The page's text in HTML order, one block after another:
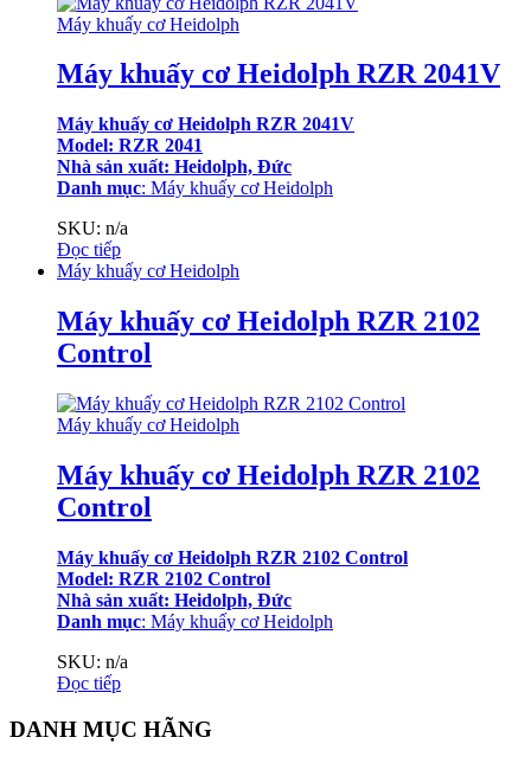
Máy khuấy cơ Heidolph
Máy khuấy cơ Heidolph RZR 2041V
Máy khuấy cơ Heidolph RZR 2041V
Model: RZR 2041
Nhà sản xuất: Heidolph, Đức
Danh mục: Máy khuấy cơ Heidolph
SKU: n/a
Đọc tiếp
Máy khuấy cơ Heidolph
Máy khuấy cơ Heidolph RZR 2102
Control
Máy khuấy cơ Heidolph
Máy khuấy cơ Heidolph RZR 2102
Control
Máy khuấy cơ Heidolph RZR 2102 Control
Model: RZR 2102 Control
Nhà sản xuất: Heidolph, Đức
Danh mục: Máy khuấy cơ Heidolph
SKU: n/a
Đọc tiếp
DANH MỤC HÃNG